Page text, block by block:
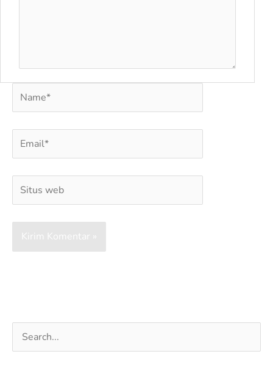
Name*
Email*
Situs
web
Cari
untuk: